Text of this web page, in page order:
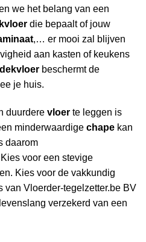
we het belang van een
die bepaalt of jouw
,… er mooi zal blijven
aan kasten of keukens
dekvloer beschermt de
je huis.
duurdere vloer te leggen is
minderwaardige chape kan
daarom
Kies voor een stevige
Kies voor de vakkundig
van Vloerder-tegelzetter.be BV
verzekerd van een